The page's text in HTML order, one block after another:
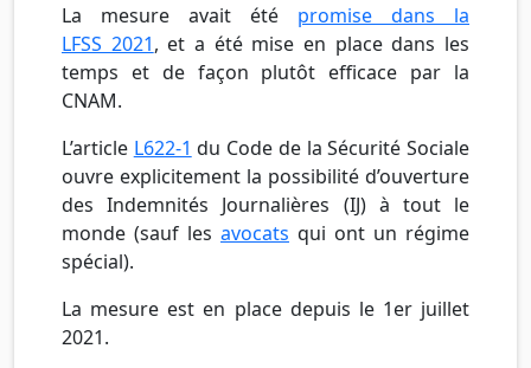
La mesure avait été promise dans la
LFSS 2021, et a été mise en place dans les
temps et de façon plutôt efficace par la
CNAM.
L’article L622-1 du Code de la Sécurité Sociale
ouvre explicitement la possibilité d’ouverture
des Indemnités Journalières (IJ) à tout le
monde (sauf les avocats qui ont un régime
spécial).
La mesure est en place depuis le 1er juillet
2021.